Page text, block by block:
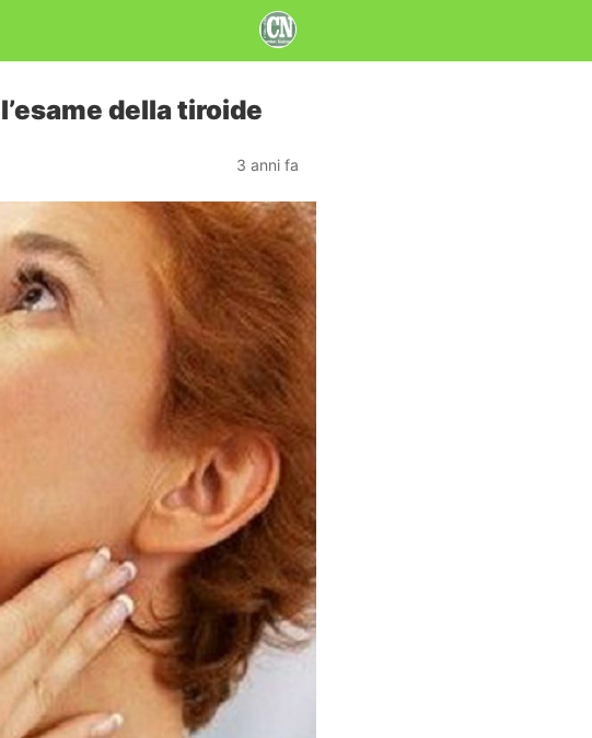
della tiroide
3 anni fa